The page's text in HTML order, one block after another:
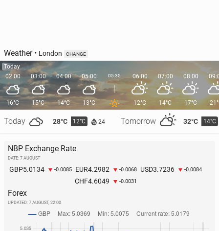
Weather• London CHANGE
Today
02:00
16°C
Today 28°C 12°C 24 Tomorrow 32°C 14°C
03:00
15°C
04:00
14°C
05:00
13°C
05:35 06:00
12°C
07:00
14°C
08:00
17°C
NBP Exchange Rate
DATE: 7 AUGUST
GBP5.0134 -0.0085 EUR4.2982 -0.0068 USD3.7236 -0.0084
CHF4.6049 -0.0031
Forex
UPDATED: 7 AUGUST, 22:00